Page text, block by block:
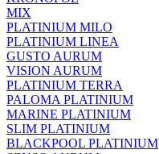
MIX
PLATINIUM MILO
PLATINIUM LINEA
GUSTO AURUM
VISION AURUM
PLATINIUM TERRA
PALOMA PLATINIUM
MARINE PLATINIUM
SLIM PLATINIUM
BLACKPOOL PLATINIUM